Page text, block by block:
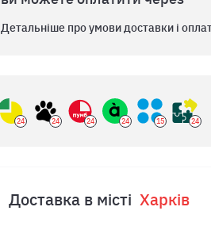
Детальніше про умови доставки і
24 24 24 24 15 24
Доставка в місті Харкiв